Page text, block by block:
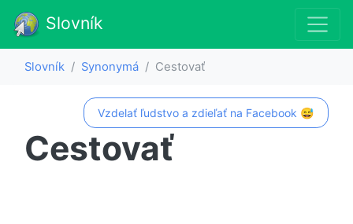
Slovník
Slovník Synonymá Cestovať
Vzdelať ľudstvo a zdieľať na Facebook 😅
Cestovať